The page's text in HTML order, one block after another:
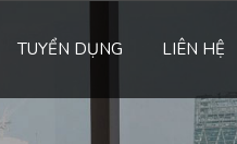
TUYỂN DỤNG LIÊN HỆ